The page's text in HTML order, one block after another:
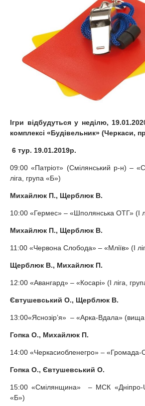
Ігри відбудуться у неділю,
комплексі «Будівельник» (Черкаси,
6 тур. 19.01.2019р.
09:00 «Патріот» (Смілянський р-н) –
ліга, група «Б»)
Михайлюк П., Щерблюк В.
10:00 «Гермес» – «Шполянська ОТГ» (I
Михайлюк П., Щерблюк В.
11:00 «Червона Слобода» – «Мліїв» (I
Щерблюк В., Михайлюк П.
12:00 «Авангард» – «Косарі» (I ліга,
Євтушевський О., Щерблюк В.
13:00«Яснозір’я» – «Арка-Вдала» (вища
Гопка О., Михайлюк П.
14:00 «Черкасиобленегро» –
Гопка О., Євтушевський О.
15:00 «Смілянщина» – МСК «Дніпро-
«Б»)